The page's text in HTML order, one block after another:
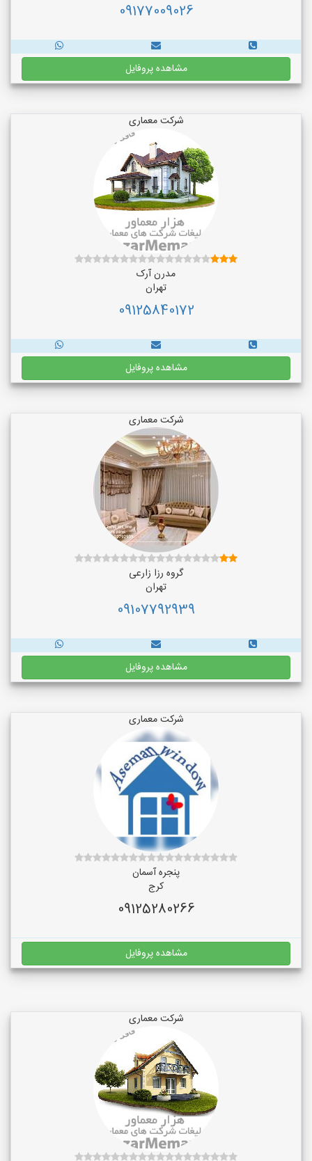
09177009026
مشاهده پروفایل
شرکت معماری
مدرن آرک
تهران
09125840172
مشاهده پروفایل
شرکت معماری
گروه رزا زارعی
تهران
09107792939
مشاهده پروفایل
شرکت معماری
پنجره آسمان
کرج
09125280266
مشاهده پروفایل
شرکت معماری